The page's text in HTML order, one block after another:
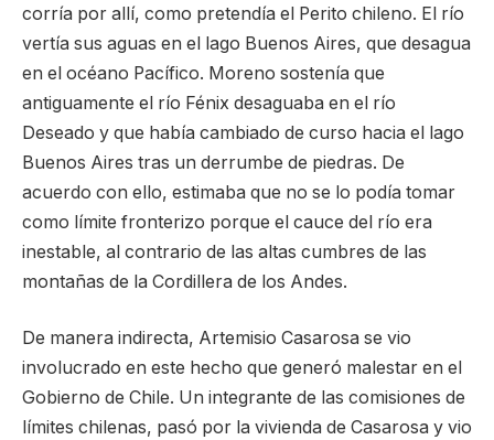
corría por allí, como pretendía el Perito chileno. El río
vertía sus aguas en el lago Buenos Aires, que desagua
en el océano Pacífico. Moreno sostenía que
antiguamente el río Fénix desaguaba en el río
Deseado y que había cambiado de curso hacia el lago
Buenos Aires tras un derrumbe de piedras. De
acuerdo con ello, estimaba que no se lo podía tomar
como límite fronterizo porque el cauce del río era
inestable, al contrario de las altas cumbres de las
montañas de la Cordillera de los Andes.
De manera indirecta, Artemisio Casarosa se vio
involucrado en este hecho que generó malestar en el
Gobierno de Chile. Un integrante de las comisiones de
límites chilenas, pasó por la vivienda de Casarosa y vio